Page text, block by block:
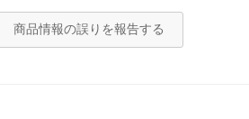
商品情報の誤りを報告する